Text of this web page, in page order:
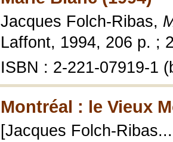
Jacques Folch-Ribas,
Laffont, 1994, 206 p. ;
ISBN : 2-221-07919-1
Montréal : le Vieux
[Jacques Folch-